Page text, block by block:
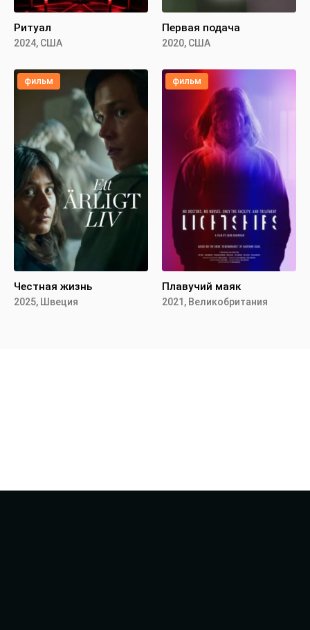
Ритуал
2024, США
Первая подача
2020, США
фильм
Честная жизнь
2025, Швеция
фильм
Плавучий маяк
2021, Великобритания